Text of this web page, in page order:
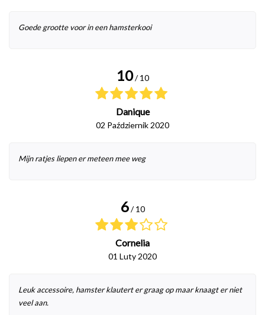
Goede grootte voor in een hamsterkooi
10 / 10
Danique
02 Październik 2020
Mijn ratjes liepen er meteen mee weg
6 / 10
Cornelia
01 Luty 2020
Leuk accessoire, hamster klautert er graag op maar knaagt er niet
veel aan.